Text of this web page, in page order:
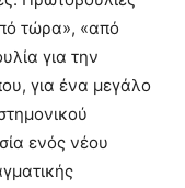
τώρα», «από
για την
για ένα μεγάλο
ενός νέου